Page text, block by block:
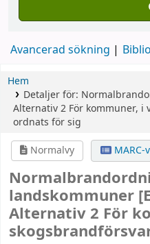
Avancerad sökning
Hem
Detaljer för:
Alternativ 2 För kommuner, i
ordnats för sig
Normalvy
MARC-
landskommuner
Alternativ 2 För